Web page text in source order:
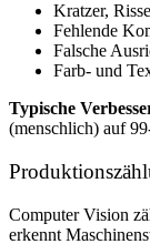
Kratzer,
Fehlende
Falsche
Farb- und
Typische
(menschlich) auf
Computer Vision
erkennt